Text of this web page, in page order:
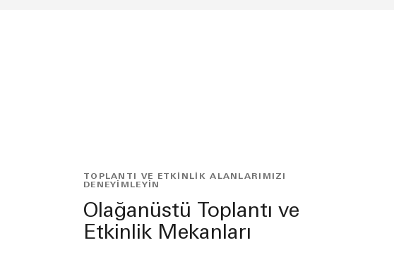
TOPLANTI VE ETKINLIK ALANLARIMIZI
DENEYIMLEYIN
Olağanüstü Toplantı ve
Etkinlik Mekanları